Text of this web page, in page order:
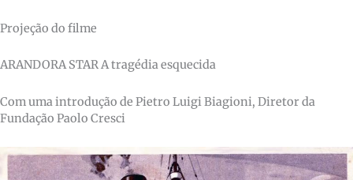
Projeção do filme
ARANDORA STAR A tragédia esquecida
Com uma introdução de Pietro Luigi Biagioni, Diretor da
Fundação Paolo Cresci